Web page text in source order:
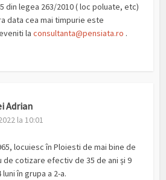
din legea 263/2010 ( loc poluate, etc)
data cea mai timpurie este
laconsultanta@pensiata.ro .
Adrian
la 10:01
locuiesc în Ploiesti de mai bine de
de cotizare efectiv de 35 de ani și 9
în grupa a 2-a.